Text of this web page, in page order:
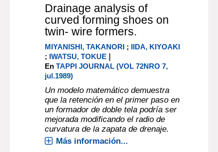
Drainage analysis of
curved forming shoes on
twin- wire formers.
MIYANISHI, TAKANORI ; IIDA, KIYOAKI
; IWATSU, TOKUE |
EnTAPPI JOURNAL (VOL 72NRO 7,
jul.1989)
Un modelo matemático demuestra
que la retención en el primer paso en
un formador de doble tela podría ser
mejorada modificando el radio de
curvatura de la zapata de drenaje.
Más información...